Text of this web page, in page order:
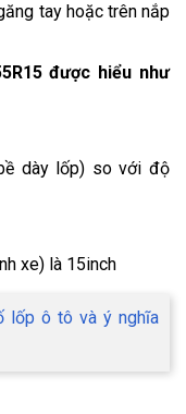
tay hoặc trên nắp
được hiểu như
dày lốp) so với độ
xe) là 15inch
lốp ô tô và ý nghĩa